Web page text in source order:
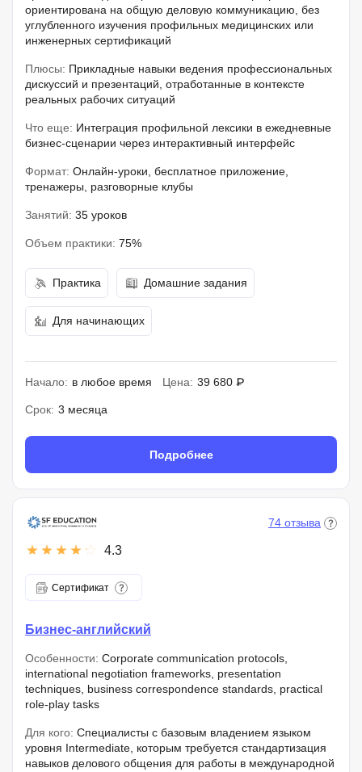
ориентирована на общую деловую коммуникацию, без
углубленного изучения профильных медицинских или
инженерных сертификаций
Плюсы: Прикладные навыки ведения профессиональных
дискуссий и презентаций, отработанные в контексте
реальных рабочих ситуаций
Что еще: Интеграция профильной лексики в ежедневные
бизнес-сценарии через интерактивный интерфейс
Формат: Онлайн-уроки, бесплатное приложение,
тренажеры, разговорные клубы
Занятий: 35 уроков
Объем практики: 75%
Практика Домашние задания
Для начинающих
Начало: в любое время Цена: 39 680 ₽
Срок: 3 месяца
Подробнее
4.3
74 отзыва
Сертификат
Бизнес-английский
Особенности: Corporate communication protocols,
international negotiation frameworks, presentation
techniques, business correspondence standards, practical
role-play tasks
Для кого: Специалисты с базовым владением языком
уровня Intermediate, которым требуется стандартизация
навыков делового общения для работы в международной